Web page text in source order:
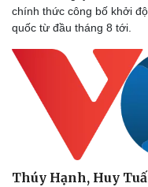
Doanh nghiệp
Thông tin doanh nghiệp
Doanh nghiệp 24h
Doanh nhân
Vì cộng đồng
chính thức công bố khởi
quốc từ đầu tháng 8 tới.
Thúy Hạnh, Huy